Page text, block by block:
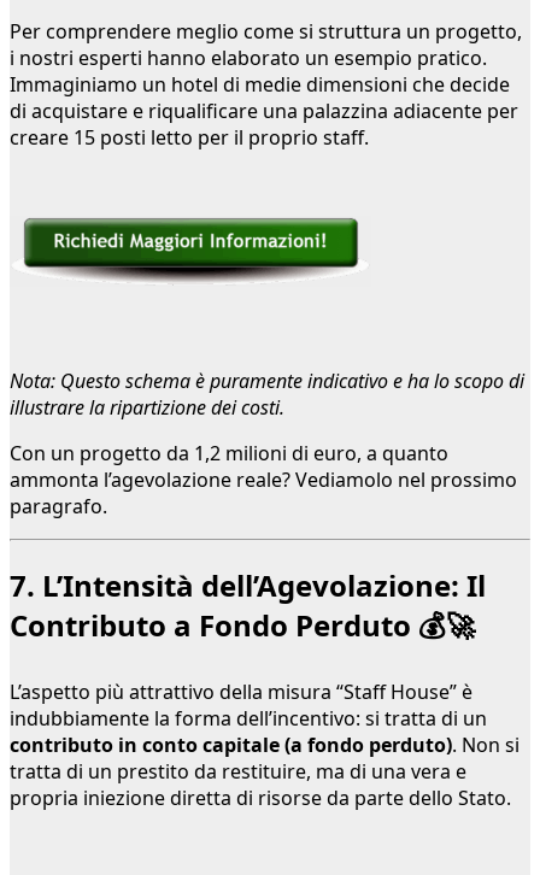
Per comprendere meglio come si struttura un progetto,
i nostri esperti hanno elaborato un esempio pratico.
Immaginiamo un hotel di medie dimensioni che decide
di acquistare e riqualificare una palazzina adiacente per
creare 15 posti letto per il proprio staff.
Nota: Questo schema è puramente indicativo e ha lo scopo di
illustrare la ripartizione dei costi.
Con un progetto da 1,2 milioni di euro, a quanto
ammonta l’agevolazione reale? Vediamolo nel prossimo
paragrafo.
7. L’Intensità dell’Agevolazione: Il
Contributo a Fondo Perduto 💰🚀
L’aspetto più attrattivo della misura “Staff House” è
indubbiamente la forma dell’incentivo: si tratta di un
contributo in conto capitale (a fondo perduto). Non si
tratta di un prestito da restituire, ma di una vera e
propria iniezione diretta di risorse da parte dello Stato.